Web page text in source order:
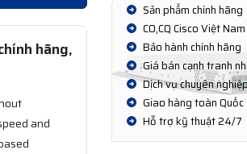
hãng,
and
Sản phẩm chính hãng
CO,CQ Cisco Việt Nam
Bảo hành chính hãng
Giá bán cạnh tranh
Dịch vụ chuyên
Giao hàng toàn Quốc
Hỗ trợ kỹ thuật 24/7